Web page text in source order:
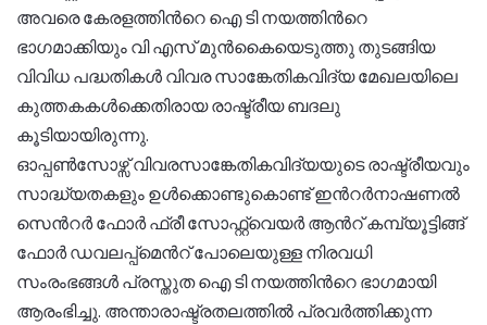
അവരെ കേരളത്തിന്‍റെ ഐ ടി നയത്തിന്‍റെ
ഭാഗമാക്കിയും വി എസ് മുന്‍കൈയെടുത്തു തുടങ്ങിയ
വിവിധ പദ്ധതികള്‍ വിവര സാങ്കേതികവിദ്യ മേഖലയിലെ
കുത്തകകള്‍ക്കെതിരായ രാഷ്ട്രീയ ബദലു
കൂടിയായിരുന്നു.
ഓപ്പണ്‍സോഴ്സ് വിവരസാങ്കേതികവിദ്യയുടെ രാഷ്ട്രീയവും
സാദ്ധ്യതകളും ഉള്‍ക്കൊണ്ടുകൊണ്ട് ഇന്‍റര്‍നാഷണല്‍
സെന്‍റര്‍ ഫോര്‍ ഫ്രീ സോഫ്റ്റ്വെയര്‍ ആന്‍റ് കമ്പ്യൂട്ടിങ്ങ്
ഫോര്‍ ഡവലപ്പ്മെന്‍റ് പോലെയുള്ള നിരവധി
സംരംഭങ്ങള്‍ പ്രസ്തുത ഐ ടി നയത്തിന്‍റെ ഭാഗമായി
ആരംഭിച്ചു. അന്താരാഷ്ട്രതലത്തില്‍ പ്രവര്‍ത്തിക്കുന്ന